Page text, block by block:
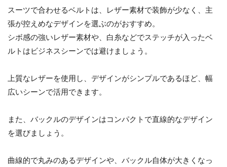
スーツで合わせるベルトは、レザー素材で装飾が少なく、主
張が控えめなデザインを選ぶのがおすすめ。
シボ感の強いレザー素材や、白糸などでステッチが入ったベ
ルトはビジネスシーンでは避けましょう。
上質なレザーを使用し、デザインがシンプルであるほど、幅
広いシーンで活用できます。
また、バックルのデザインはコンパクトで直線的なデザイン
を選びましょう。
曲線的で丸みのあるデザインや、バックル自体が大きくなっ